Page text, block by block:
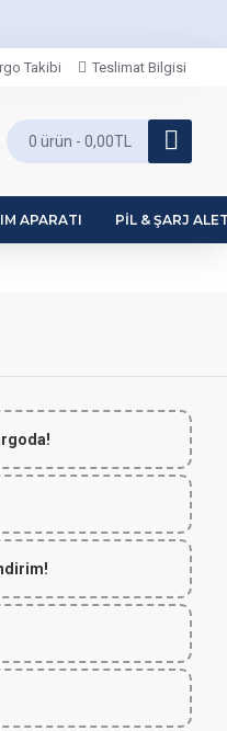
Takibi Teslimat Bilgisi
0 ürün - 0,00TL
APARATI PIL & ŞARJ